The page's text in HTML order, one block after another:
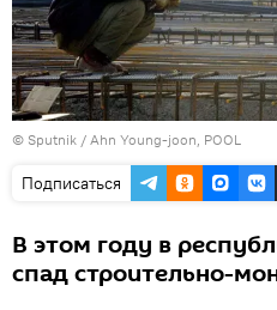
© Sputnik / Ahn Young-joon, POOL
Подписаться
В этом году в
спад строительно-